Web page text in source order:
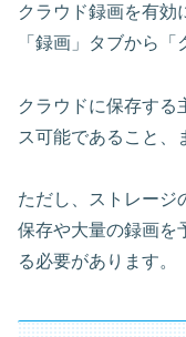
クラウド録画を有効
「録画」タブから「
クラウドに保存する
ス可能であること、
ただし、ストレージ
保存や大量の録画を
る必要があります。